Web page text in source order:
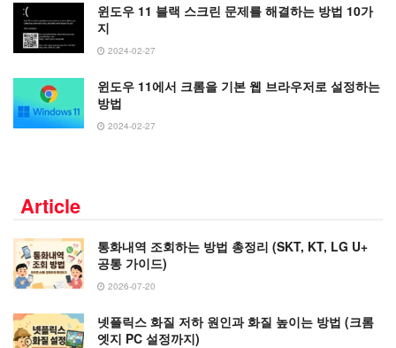
윈도우 11 블랙 스크린 문제를 해결하는 방법 10가
지
2024-02-27
윈도우 11에서 크롬을 기본 웹 브라우저로 설정하는
방법
2024-02-27
Article
통화내역 조회하는 방법 총정리 (SKT, KT, LG U+
공통 가이드)
2026-07-20
넷플릭스 화질 저하 원인과 화질 높이는 방법 (크롬
엣지 PC 설정까지)